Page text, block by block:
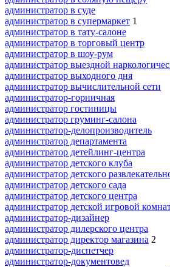
администратор в суде
администратор в супермаркет 1
администратор в тату-салоне
администратор в торговый центр
администратор в шоу-рум
администратор выездной
администратор выходного дня
администратор вычислительной сети
администратор-горничная
администратор гостиницы
администратор груминг-салона
администратор-делопроизводитель
администратор департамента
администратор детейлинг-центра
администратор детского клуба
администратор детского
администратор детского сада
администратор детского центра
администратор детской игровой
администратор-дизайнер
администратор дилерского центра
администратор директор магазина 2
администратор-диспетчер
администратор-документовед